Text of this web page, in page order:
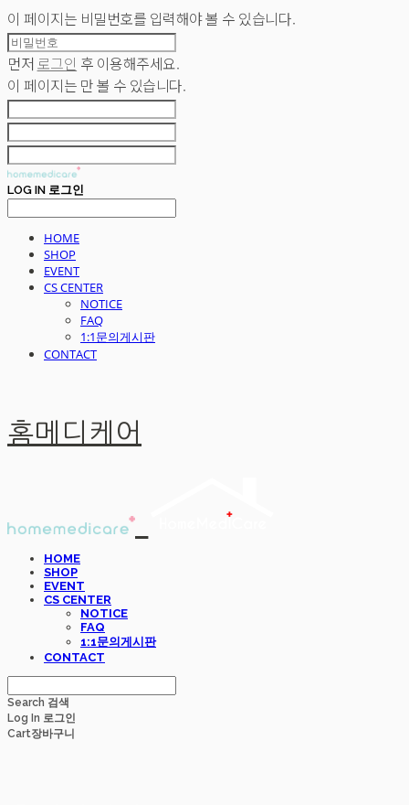
이 페이지는 비밀번호를 입력해야 볼 수 있습니다.
먼저 로그인 후 이용해주세요.
이 페이지는 만 볼 수 있습니다.
LOG IN 로그인
HOME
SHOP
EVENT
CS CENTER
NOTICE
FAQ
1:1문의게시판
CONTACT
홈메디케어
HOME
SHOP
EVENT
CS CENTER
NOTICE
FAQ
1:1문의게시판
CONTACT
Search 검색
Log In 로그인
Cart장바구니